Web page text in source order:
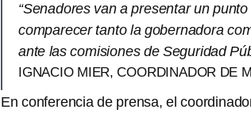
“Senadores van a presentar un
comparecer tanto la gobernadora
ante las comisiones de Seguridad
IGNACIO MIER, COORDINADOR DE
En conferencia de prensa, el